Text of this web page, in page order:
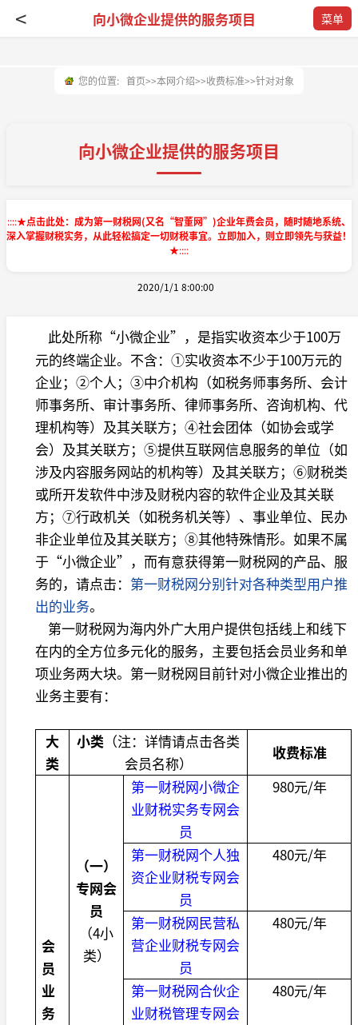
< 向小微企业提供的服务项目 菜单
您的位置: 首页>>本网介绍>>收费标准>>针对对象
向小微企业提供的服务项目
::::★点击此处：成为第一财税网(又名“智董网”)企业年费会员，随时随地系统、
深入掌握财税实务，从此轻松搞定一切财税事宜。立即加入，则立即领先与获益！
★::::
2020/1/1 8:00:00
此处所称“小微企业”，是指实收资本少于100万
元的终端企业。 不含：①实收资本不少于100万元的
企业；②个人；③中介机构（如税务师事务所、会计
师事务所、审计事务所、律师事务所、咨询机构、代
理机构等）及其关联方；④社会团体（如协会或学
会）及其关联方；⑤提供互联网信息服务的单位（如
涉及内容服务网站的机构等）及其关联方；⑥财税类
或所开发软件中涉及财税内容的软件企业及其关联
方；⑦行政机关（如税务机关等）、事业单位、民办
非企业单位及其关联方；⑧其他特殊情形。 如果不属
于“小微企业”，而有意获得第一财税网的产品、服
务的，请点击： 第一财税网分别针对各种类型用户推
出的业务。
第一财税网为海内外广大用户提供包括线上和线下
在内的全方位多元化的服务，主要包括会员业务和单
项业务两大块。第一财税网目前针对小微企业推出的
业务主要有：
大
类
小类 （注：详情请点击各类
会员名称）
收费标准
会
员
业
务
（一）
专网会
员
（4小
类）
第一财税网小微企
业财税实务专网会
员
980元/年
第一财税网个人独
资企业财税专网会
员
480元/年
第一财税网民营私
营企业财税专网会
员
480元/年
第一财税网合伙企
业财税管理专网会
480元/年